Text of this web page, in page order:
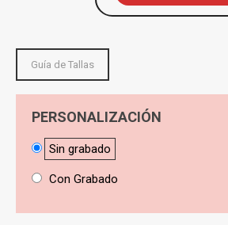
Guía de Tallas
PERSONALIZACIÓN
Sin grabado
Con Grabado